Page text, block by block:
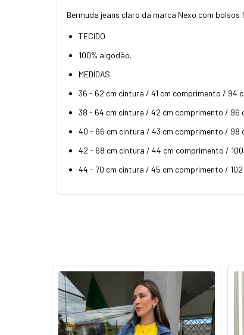
Bermuda jeans claro da marca Nexo com
TECIDO
100% algodão.
MEDIDAS
36 - 62 cm cintura / 41 cm comprimento / 94
38 - 64 cm cintura / 42 cm comprimento / 96
40 - 66 cm cintura / 43 cm comprimento / 98
42 - 68 cm cintura / 44 cm comprimento /
44 - 70 cm cintura / 45 cm comprimento / 102